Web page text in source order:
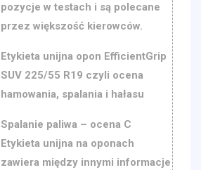
pozycje w testach i są polecane
przez większość kierowców.
Etykieta unijna opon EfficientGrip
SUV 225/55 R19 czyli ocena
hamowania, spalania i hałasu
Spalanie paliwa – ocena C
Etykieta unijna na oponach
zawiera między innymi informacje